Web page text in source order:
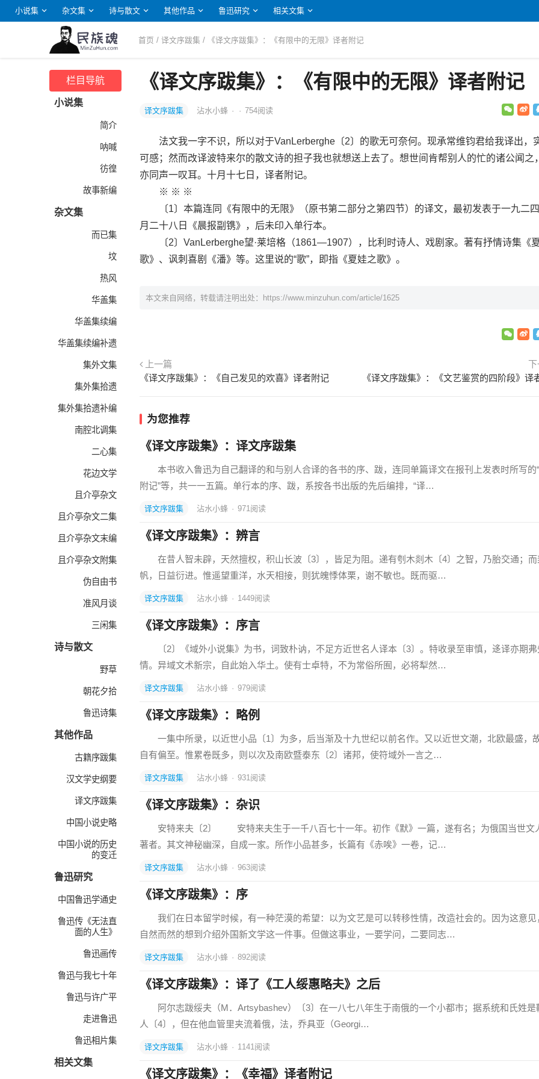
小说集 杂文集 诗与散文 其他作品 鲁迅研究 相关文集
首页 /译文序跋集 / 《译文序跋集》：《有限中的无限》译者附记
栏目导航
小说集
简介
呐喊
彷徨
故事新编
杂文集
而已集
坟
热风
华盖集
华盖集续编
华盖集续编补遗
集外文集
集外集拾遗
集外集拾遗补编
南腔北调集
二心集
花边文学
且介亭杂文
且介亭杂文二集
且介亭杂文末编
且介亭杂文附集
伪自由书
准风月谈
三闲集
诗与散文
野草
朝花夕拾
鲁迅诗集
其他作品
古籍序跋集
汉文学史纲要
译文序跋集
中国小说史略
中国小说的历史
的变迁
鲁迅研究
中国鲁迅学通史
鲁迅传《无法直
面的人生》
鲁迅画传
鲁迅与我七十年
鲁迅与许广平
走进鲁迅
鲁迅相片集
相关文集
《译文序跋集》：《有限中的无限》译者附记
译文序跋集 沾水小蜂 · · 754阅读
法文我一字不识，所以对于VanLerberghe〔2〕的歌无可奈何。现承常维钧君给我译出，
可感；然而改译波特来尔的散文诗的担子我也就想送上去了。想世间肯帮别人的忙的诸公闻之
亦同声一叹耳。十月十七日，译者附记。
※ ※ ※
〔1〕本篇连同《有限中的无限》（原书第二部分之第四节）的译文，最初发表于一九二
月二十八日《晨报副镌》，后未印入单行本。
〔2〕VanLerberghe望·莱培格（1861—1907），比利时诗人、戏剧家。著有抒情诗集《
歌》、讽刺喜剧《潘》等。这里说的“歌”，即指《夏娃之歌》。
本文来自网络，转载请注明出处： https://www.minzuhun.com/article/1625
上一篇
《译文序跋集》：《自己发见的欢喜》译者附记
《译文序跋集》：《文艺鉴赏的四阶段》译
为您推荐
《译文序跋集》：译文序跋集
本书收入鲁迅为自己翻译的和与别人合译的各书的序、跋，连同单篇译文在报刊上发表时所写的
附记”等，共一一五篇。单行本的序、跋，系按各书出版的先后编排，“译…
译文序跋集 沾水小蜂 · 971阅读
《译文序跋集》：辨言
在昔人智未辟，天然擅权，积山长波〔3〕，皆足为阻。递有刳木剡木〔4〕之智，乃胎交通；而
帆，日益衍进。惟遥望重洋，水天相接，则犹魄悸体栗，谢不敏也。既而驱…
译文序跋集 沾水小蜂 · 1449阅读
《译文序跋集》：序言
〔2〕《域外小说集》为书，词致朴讷，不足方近世名人译本〔3〕。特收录至审慎，迻译亦期弗
情。异域文术新宗，自此始入华土。使有士卓特，不为常俗所囿，必将犁然…
译文序跋集 沾水小蜂 · 979阅读
《译文序跋集》：略例
一集中所录，以近世小品〔1〕为多，后当渐及十九世纪以前名作。又以近世文潮，北欧最盛，
自有偏至。惟累卷既多，则以次及南欧暨泰东〔2〕诸邦，使符域外一言之…
译文序跋集 沾水小蜂 · 931阅读
《译文序跋集》：杂识
安特来夫〔2〕 安特来夫生于一千八百七十一年。初作《默》一篇，遂有名；为俄国当世文
著者。其文神秘幽深，自成一家。所作小品甚多，长篇有《赤唉》一卷，记…
译文序跋集 沾水小蜂 · 963阅读
《译文序跋集》：序
我们在日本留学时候，有一种茫漠的希望：以为文艺是可以转移性情，改造社会的。因为这意见
自然而然的想到介绍外国新文学这一件事。但做这事业，一要学问，二要同志…
译文序跋集 沾水小蜂 · 892阅读
《译文序跋集》：译了《工人绥惠略夫》之后
阿尔志跋绥夫（M．Artsybashev）〔3〕在一八七八年生于南俄的一个小都市；据系统和氏姓是
人〔4〕，但在他血管里夹流着俄，法，乔具亚（Georgi…
译文序跋集 沾水小蜂 · 1141阅读
《译文序跋集》：《幸福》译者附记